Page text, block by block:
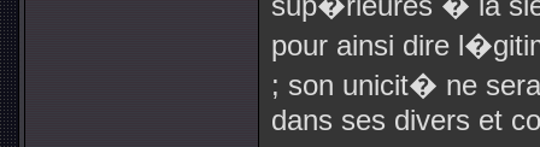
pour ainsi dire
; son unicit� ne
dans ses divers et